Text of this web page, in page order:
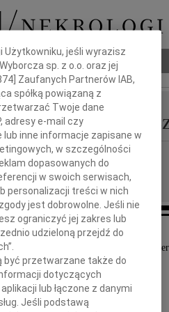
pogrzebowy
żalem przyjęliśmy wiadomość o
Użytkowniku, jeśli wyrazisz
sp. z o.o. oraz jej
] Zaufanych Partnerów IAB,
spółką powiązaną z
Twoje dane
adresy e-mail czy
inne informacje zapisane w
w szczególności
dopasowanych do
w swoich serwisach,
personalizacji treści w nich
jest dobrowolne. Jeśli nie
ograniczyć jej zakres lub
udzieloną przejdź do
być przetwarzane także do
dotyczących
lub łączone z danymi
Jeśli podstawą